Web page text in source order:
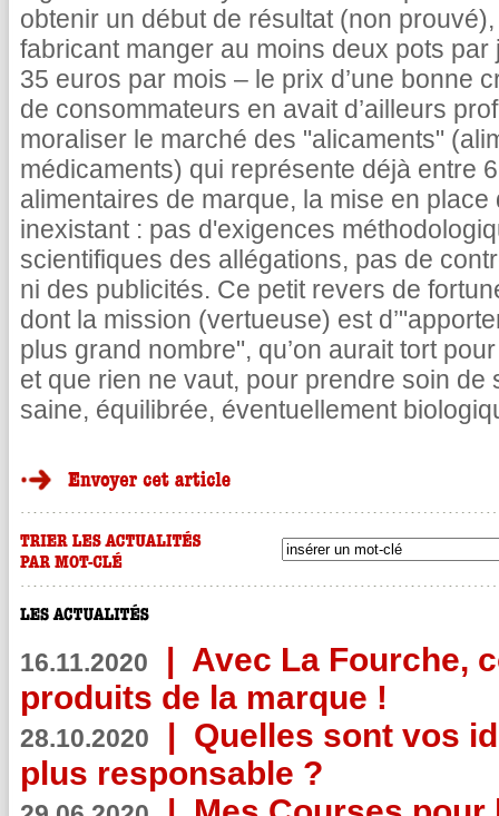
obtenir un début de résultat (non
fabricant manger au moins deux pots par
35 euros par mois – le prix d’une bonne
de consommateurs en avait d’ailleurs
moraliser le marché des "alicaments"
médicaments) qui représente déjà entre
alimentaires de marque, la mise en
inexistant : pas d'exigences
scientifiques des allégations, pas de
ni des publicités. Ce petit revers de
dont la mission (vertueuse) est
plus grand nombre", qu’on aurait tort
et que rien ne vaut, pour prendre soin de
saine, équilibrée, éventuellement
16.11.2020 | Avec La Fourche,
produits de la marque !
28.10.2020 | Quelles sont vos
plus responsable ?